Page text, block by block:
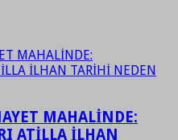
MAHALİNDE:
ATİLLA İLHAN